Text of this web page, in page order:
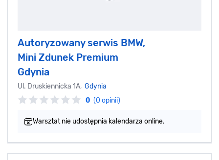
Autoryzowany serwis BMW,
Mini Zdunek Premium
Gdynia
Ul. Druskiennicka 1A, Gdynia
0 (0 opinii)
Warsztat nie udostępnia kalendarza online.